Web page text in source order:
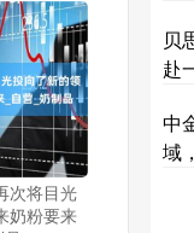
次将目光
奶粉要来
贝
赴
中
域